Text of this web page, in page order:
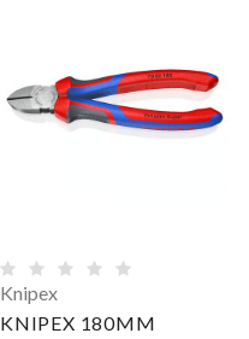
Knipex
KNIPEX 180MM